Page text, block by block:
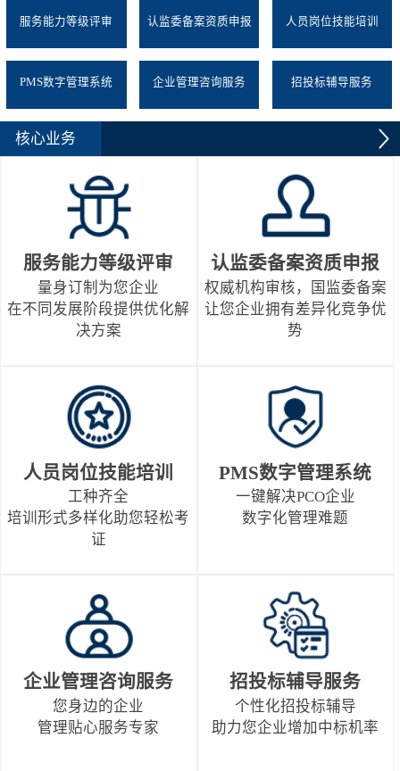
服务能力等级评审 认监委备案资质申报 人员岗位技能培训
PMS数字管理系统 企业管理咨询服务 招投标辅导服务
核心业务
服务能力等级评审
量身订制为您企业
在不同发展阶段提供优化解
决方案
认监委备案资质申报
权威机构审核，国监委备案
让您企业拥有差异化竞争优
势
人员岗位技能培训
工种齐全
培训形式多样化助您轻松考
证
PMS数字管理系统
一键解决PCO企业
数字化管理难题
企业管理咨询服务
您身边的企业
管理贴心服务专家
招投标辅导服务
个性化招投标辅导
助力您企业增加中标机率